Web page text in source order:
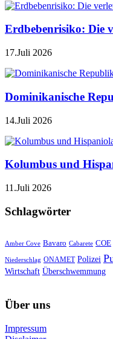
Erdbebenrisiko: Die
17.Juli 2026
Dominikanische
14.Juli 2026
Kolumbus und
11.Juli 2026
Schlagwörter
Amber Cove Bavaro Cabarete COE
Niederschlag ONAMET Polizei
Wirtschaft Überschwemmung
Über uns
Impressum